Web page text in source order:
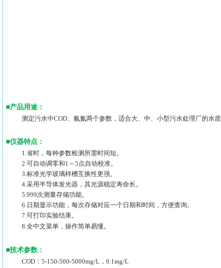
■产品用途：
测定污水中COD、氨氮两个参数，适合大、中、小型污水处理厂的水
■仪器特点：
1.省时，每种参数检测所需时间短。
2.可自动调零和1～5点自动校准。
3.标准光学玻璃样槽互换性更强。
4.采用半导体发光器，其光源稳定寿命长。
5.999次测量存储功能。
6.日期显示功能，每次存储对应一个日期和时间，方便查询。
7.可打印实验结果。
8.全中文菜单，操作简单易懂。
■技术参数：
COD：5-150-500-5000mg/L，0.1mg/L